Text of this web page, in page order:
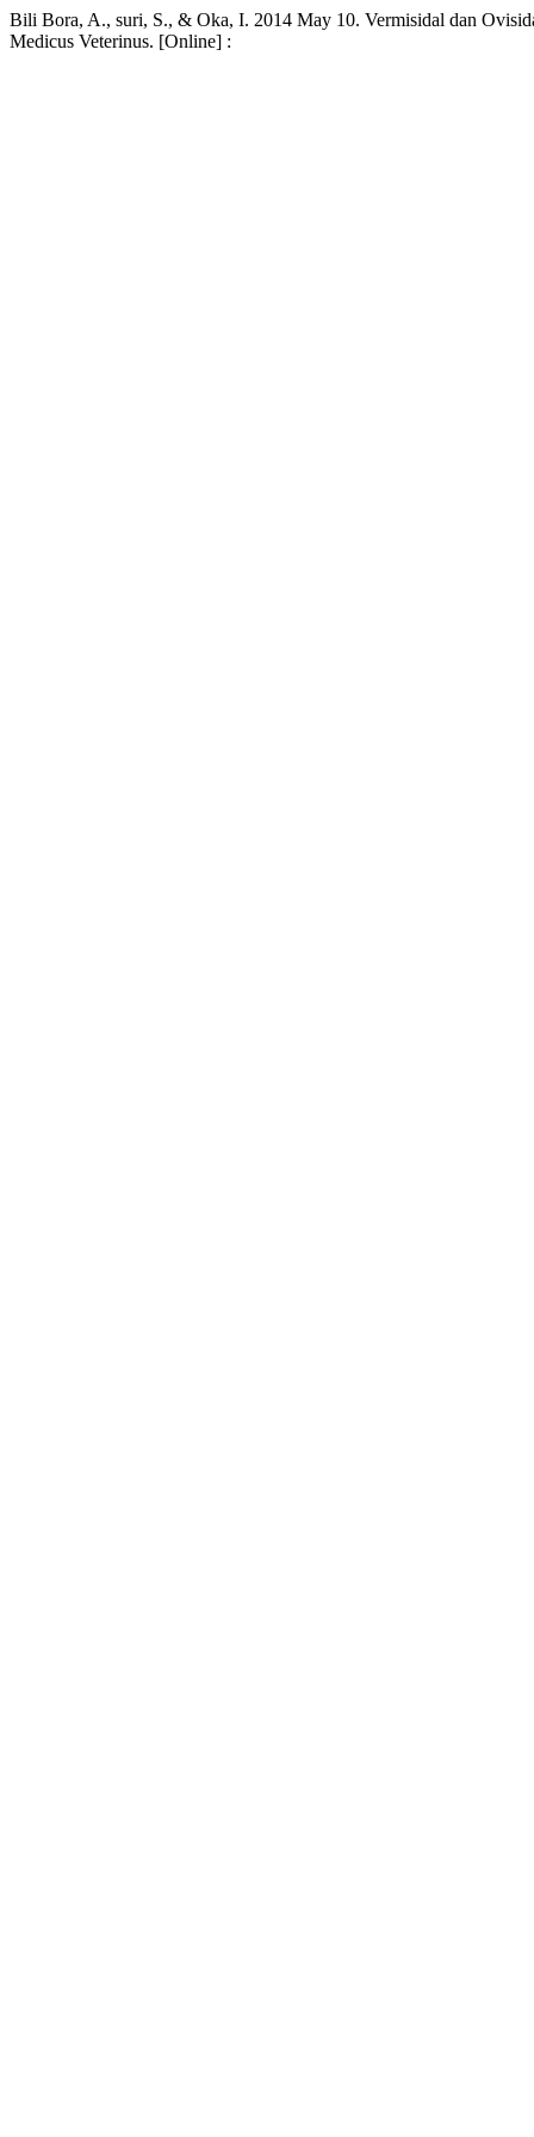
Bili Bora, A., suri, S., & Oka, I. 2014 May 10. Vermisidal dan
Medicus Veterinus. [Online] :